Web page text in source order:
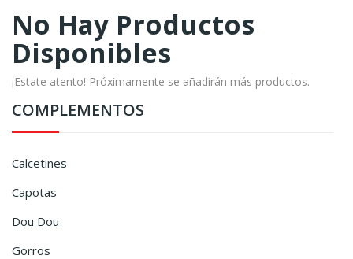
COMPLEMENTOS
Calcetines
Capotas
Dou Dou
Gorros
No Hay Productos
Disponibles
¡Estate atento! Próximamente se añadirán más productos.